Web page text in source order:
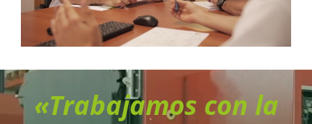
«Trabajamos con la